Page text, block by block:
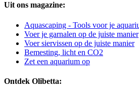
Uit ons magazine:
Aquascaping - Tools voor je
Voer je garnalen op de juiste manier
Voer siervissen op de juiste manier
Bemesting, licht en CO2
Zet een aquarium op
Ontdek Olibetta: